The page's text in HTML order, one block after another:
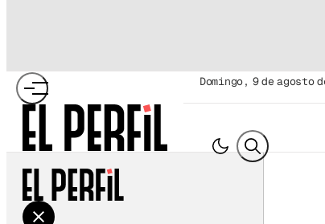
domingo, 9 de agosto